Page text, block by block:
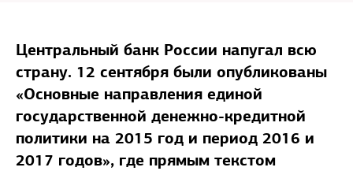
Центральный банк России напугал всю
страну. 12 сентября были опубликованы
«Основные направления единой
государственной денежно-кредитной
политики на 2015 год и период 2016 и
2017 годов», где прямым текстом